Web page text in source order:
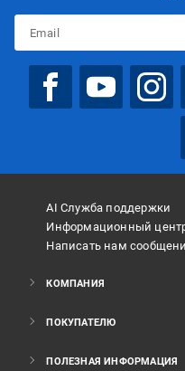
AI Служба поддержки
Информационный
Написать нам
КОМПАНИЯ
ПОКУПАТЕЛЮ
ПОЛЕЗНАЯ ИНФОРМАЦИЯ